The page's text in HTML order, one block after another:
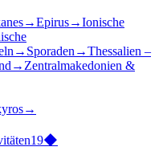
→Epirus→Ionische
→ Sporaden →Thessalien –
→ Zentralmakedonien &
→
19◆